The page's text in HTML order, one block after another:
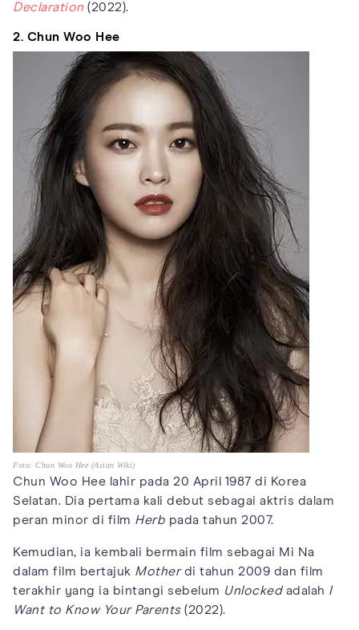
Declaration (2022).
2. Chun Woo Hee
Foto: Chun Woo Hee (Asian Wiki)
Chun Woo Hee lahir pada 20 April 1987 di Korea
Selatan. Dia pertama kali debut sebagai aktris dalam
peran minor di film Herb pada tahun 2007.
Kemudian, ia kembali bermain film sebagai Mi Na
dalam film bertajuk Motherdi tahun 2009 dan film
terakhir yang ia bintangi sebelum Unlockedadalah I
Want to Know Your Parents(2022).